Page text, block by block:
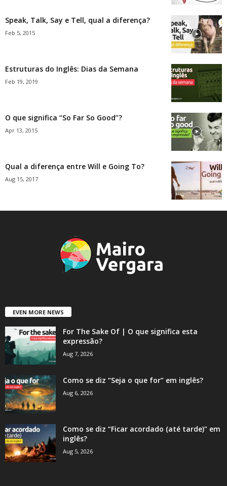
Speak, Talk, Say e Tell, qual a diferença?
Feb 5, 2015
Estruturas do Inglês: Dias da Semana
Feb 19, 2019
O que significa “So Far So Good”?
Apr 13, 2015
Qual a diferença entre Will e Going To?
Aug 15, 2017
EVEN MORE NEWS
For The Sake Of | O que significa esta
expressão?
Aug 7, 2026
Como se diz “Seja o que for” em inglês?
Aug 6, 2026
Como se diz “Ficar acordado (até tarde)” em
inglês?
Aug 5, 2026